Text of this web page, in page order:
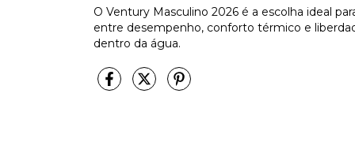
O Ventury Masculino 2026 é a escolha ideal
entre desempenho, conforto térmico e
dentro da água.